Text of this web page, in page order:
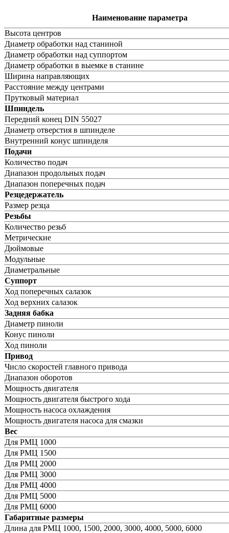
Наименование параметра
Высота центров
Диаметр обработки над станиной
Диаметр обработки над суппортом
Диаметр обработки в выемке в станине
Ширина направляющих
Расстояние между центрами
Прутковый материал
Шпиндель
Передний конец DIN 55027
Диаметр отверстия в шпинделе
Внутренний конус шпинделя
Подачи
Количество подач
Диапазон продольных подач
Диапазон поперечных подач
Резцедержатель
Размер резца
Резьбы
Количество резьб
Метрические
Дюймовые
Модульные
Диаметральные
Суппорт
Ход поперечных салазок
Ход верхних салазок
Задняя бабка
Диаметр пиноли
Конус пиноли
Ход пиноли
Привод
Число скоростей главного привода
Диапазон оборотов
Мощность двигателя
Мощность двигателя быстрого хода
Мощность насоса охлаждения
Мощность двигателя насоса для смазки
Вес
Для РМЦ 1000
Для РМЦ 1500
Для РМЦ 2000
Для РМЦ 3000
Для РМЦ 4000
Для РМЦ 5000
Для РМЦ 6000
Габаритные размеры
Длина для РМЦ 1000, 1500, 2000, 3000, 4000, 5000, 6000